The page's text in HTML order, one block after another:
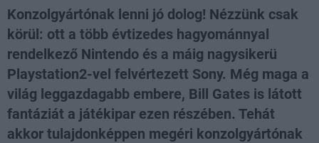
Konzolgyártónak lenni jó dolog! Nézzünk csak
körül: ott a több évtizedes hagyománnyal
rendelkező Nintendo és a máig nagysikerü
Playstation2-vel felvértezett Sony. Még maga a
világ leggazdagabb embere, Bill Gates is látott
fantáziát a játékipar ezen részében. Tehát
akkor tulajdonképpen megéri konzolgyártónak